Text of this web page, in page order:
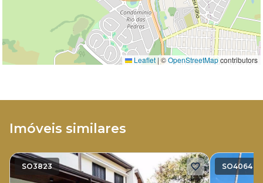
Leaflet |©OpenStreetMapcontributors
Imóveis similares
SO3823 SO4064